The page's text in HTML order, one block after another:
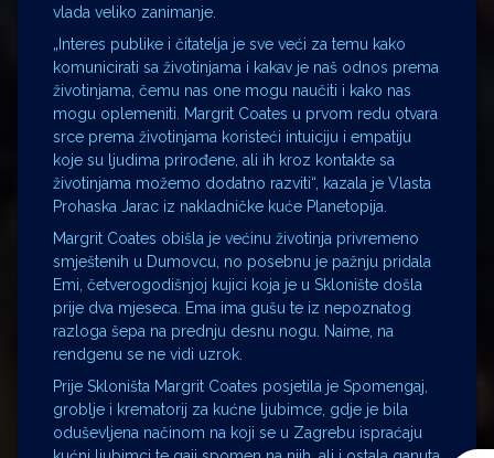
vlada veliko zanimanje.
„Interes publike i čitatelja je sve veći za temu kako
komunicirati sa životinjama i kakav je naš odnos prema
životinjama, čemu nas one mogu naučiti i kako nas
mogu oplemeniti. Margrit Coates u prvom redu otvara
srce prema životinjama koristeći intuiciju i empatiju
koje su ljudima prirođene, ali ih kroz kontakte sa
životinjama možemo dodatno razviti“, kazala je Vlasta
Prohaska Jarac iz nakladničke kuće Planetopija.
Margrit Coates obišla je većinu životinja privremeno
smještenih u Dumovcu, no posebnu je pažnju pridala
Emi, četverogodišnjoj kujici koja je u Sklonište došla
prije dva mjeseca. Ema ima gušu te iz nepoznatog
razloga šepa na prednju desnu nogu. Naime, na
rendgenu se ne vidi uzrok.
Prije Skloništa Margrit Coates posjetila je Spomengaj,
groblje i krematorij za kućne ljubimce, gdje je bila
oduševljena načinom na koji se u Zagrebu ispraćaju